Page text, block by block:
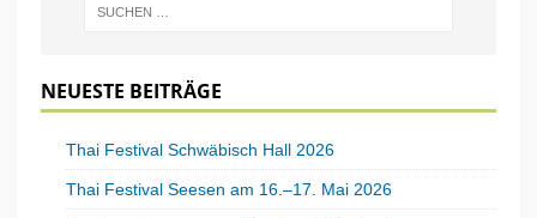
NEUESTE BEITRÄGE
Thai Festival Schwäbisch Hall 2026
Thai Festival Seesen am 16.–17. Mai 2026